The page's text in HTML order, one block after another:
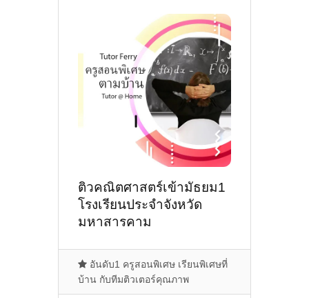
ติวคณิตศาสตร์เข้ามัธยม1
โรงเรียนประจำจังหวัด
มหาสารคาม
อันดับ1 ครูสอนพิเศษ เรียนพิเศษที่
บ้าน กับทีมติวเตอร์คุณภาพ